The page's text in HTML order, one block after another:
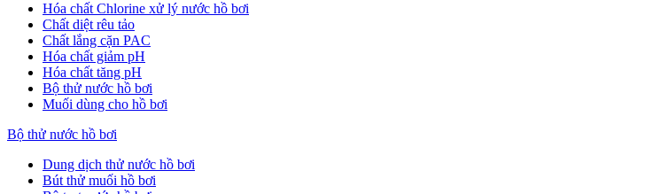
Hóa chất Chlorine xử lý nước hồ bơi
Chất diệt rêu tảo
Chất lắng cặn PAC
Hóa chất giảm pH
Hóa chất tăng pH
Bộ thử nước hồ bơi
Muối dùng cho hồ bơi
Bộ thử nước hồ bơi
Dung dịch thử nước hồ bơi
Bút thử muối hồ bơi